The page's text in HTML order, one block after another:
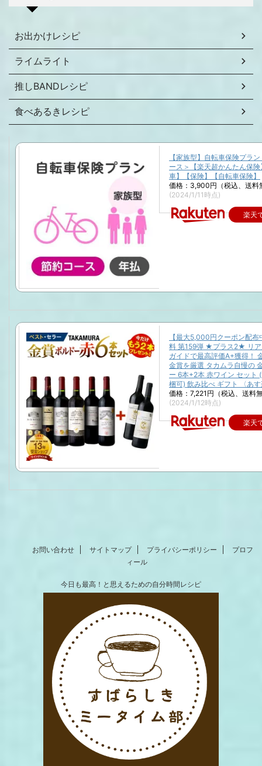
お出かけレシピ
ライムライト
推しBANDレシピ
食べあるきレシピ
【家族型】自転車保険プラ
ース＞【楽天超かんたん保
車】【保険】【自転車保険】
価格：3,900円（税込、送料
(2024/1/11時点)
楽天
【最大5,000円クーポン配布
料 第159弾 ★プラス2★ リア
ガイドで最高評価A+獲得！
金賞を厳選 タカムラ自慢の
ー 6本+2本 赤ワイン セット
梱可) 飲み比べ ギフト 〈あ
価格：7,221円（税込、送料
(2024/1/12時点)
楽天
お問い合わせ サイトマップ プライバシーポリシー
プロフ
ィール
今日も最高！と思えるための自分時間レシピ